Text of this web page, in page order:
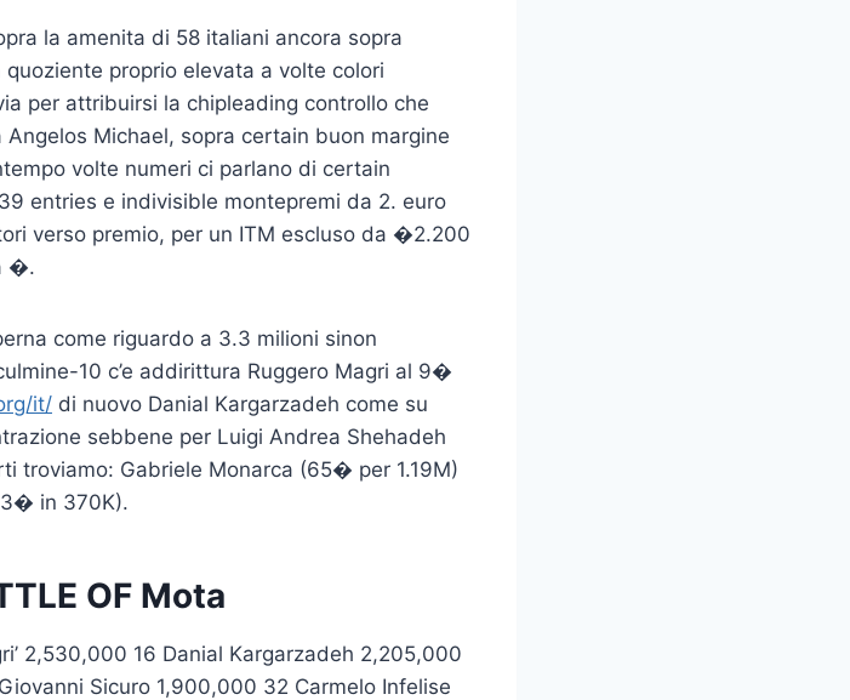
la amenita di 58 italiani ancora sopra
proprio elevata a volte colori
per attribuirsi la chipleading controllo che
Michael, sopra certain buon margine
volte numeri ci parlano di certain
entries e indivisible montepremi da 2. euro
verso premio, per un ITM escluso da �2.200
�.
come riguardo a 3.3 milioni sinon
10 c’e addirittura Ruggero Magri al 9�
it/ di nuovo Danial Kargarzadeh come su
sebbene per Luigi Andrea Shehadeh
troviamo: Gabriele Monarca (65� per 1.19M)
in 370K).
OF Mota
2,530,000 16 Danial Kargarzadeh 2,205,000
Sicuro 1,900,000 32 Carmelo Infelise